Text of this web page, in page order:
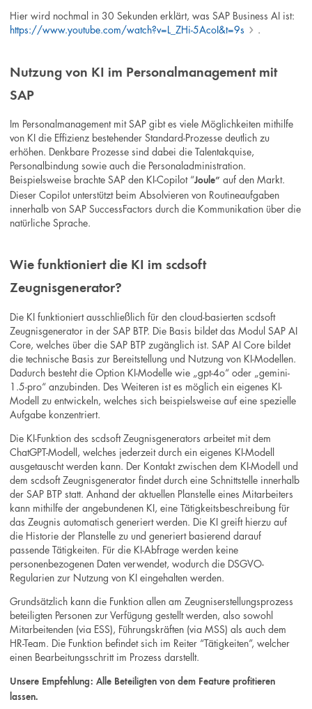
Hier wird nochmal in 30 Sekunden erklärt, was SAP Business AI ist:
https://www.youtube.com/watch?v=L_ZHi-5AcoI&t=9s
.
Nutzung von KI im Personalmanagement mit
SAP
Im Personalmanagement mit SAP gibt es viele Möglichkeiten mithilfe
von KI die Effizienz bestehender Standard-Prozesse deutlich zu
erhöhen. Denkbare Prozesse sind dabei die Talentakquise,
Personalbindung sowie auch die Personaladministration.
Beispielsweise brachte SAP den KI-Copilot “Joule”auf den Markt.
Dieser Copilot unterstützt beim Absolvieren von Routineaufgaben
innerhalb von SAP SuccessFactors durch die Kommunikation über die
natürliche Sprache.
Wie funktioniert die KI im scdsoft
Zeugnisgenerator?
Die KI funktioniert ausschließlich für den cloud-basierten scdsoft
Zeugnisgenerator in der SAP BTP. Die Basis bildet das Modul SAP AI
Core, welches über die SAP BTP zugänglich ist. SAP AI Core bildet
die technische Basis zur Bereitstellung und Nutzung von KI-Modellen.
Dadurch besteht die Option KI-Modelle wie „gpt-4o“ oder „gemini-
1.5-pro“ anzubinden. Des Weiteren ist es möglich ein eigenes KI-
Modell zu entwickeln, welches sich beispielsweise auf eine spezielle
Aufgabe konzentriert.
Die KI-Funktion des scdsoft Zeugnisgenerators arbeitet mit dem
ChatGPT-Modell, welches jederzeit durch ein eigenes KI-Modell
ausgetauscht werden kann. Der Kontakt zwischen dem KI-Modell und
dem scdsoft Zeugnisgenerator findet durch eine Schnittstelle innerhalb
der SAP BTP statt. Anhand der aktuellen Planstelle eines Mitarbeiters
kann mithilfe der angebundenen KI, eine Tätigkeitsbeschreibung für
das Zeugnis automatisch generiert werden. Die KI greift hierzu auf
die Historie der Planstelle zu und generiert basierend darauf
passende Tätigkeiten. Für die KI-Abfrage werden keine
personenbezogenen Daten verwendet, wodurch die DSGVO-
Regularien zur Nutzung von KI eingehalten werden.
Grundsätzlich kann die Funktion allen am Zeugniserstellungsprozess
beteiligten Personen zur Verfügung gestellt werden, also sowohl
Mitarbeitenden (via ESS), Führungskräften (via MSS) als auch dem
HR-Team. Die Funktion befindet sich im Reiter “Tätigkeiten”, welcher
einen Bearbeitungsschritt im Prozess darstellt.
Unsere Empfehlung: Alle Beteiligten von dem Feature profitieren
lassen.